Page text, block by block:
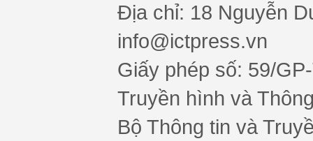
Địa chỉ: 18 Nguyễn
info@ictpress.vn
Giấy phép số: 59/
Truyền hình và
Bộ Thông tin và